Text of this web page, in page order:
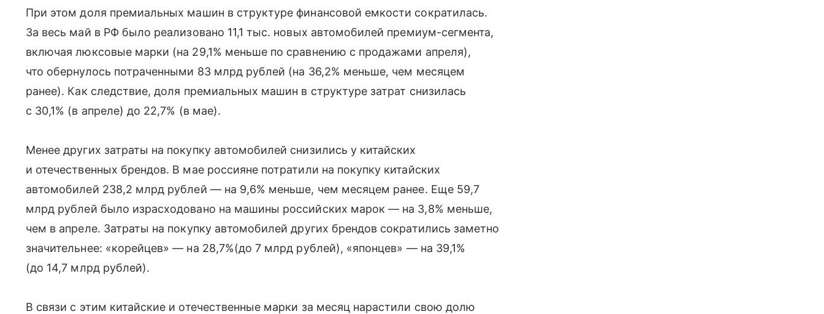
При этом доля премиальных машин в структуре финансовой емкости сократилась.
За весь май в РФ было реализовано 11,1 тыс. новых автомобилей премиум-сегмента,
включая люксовые марки (на 29,1% меньше по сравнению с продажами апреля),
что обернулось потраченными 83 млрд рублей (на 36,2% меньше, чем месяцем
ранее). Как следствие, доля премиальных машин в структуре затрат снизилась
с 30,1% (в апреле) до 22,7% (в мае).
Менее других затраты на покупку автомобилей снизились у китайских
и отечественных брендов. В мае россияне потратили на покупку китайских
автомобилей 238,2 млрд рублей — на 9,6% меньше, чем месяцем ранее. Еще 59,7
млрд рублей было израсходовано на машины российских марок — на 3,8% меньше,
чем в апреле. Затраты на покупку автомобилей других брендов сократились заметно
значительнее: «корейцев» — на 28,7%(до 7 млрд рублей), «японцев» — на 39,1%
(до 14,7 млрд рублей).
В связи с этим китайские и отечественные марки за месяц нарастили свою долю